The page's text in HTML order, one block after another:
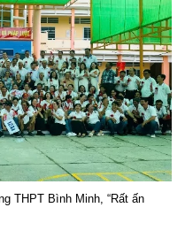
THPT Bình Minh, “Rất ấn